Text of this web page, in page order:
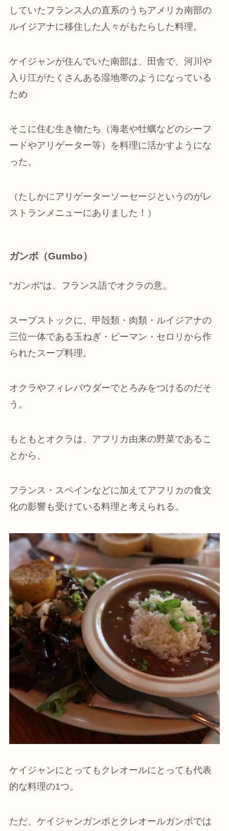
していたフランス人の直系のうちアメリカ南部の
ルイジアナに移住した人々がもたらした料理。
ケイジャンが住んでいた南部は、田舎で、河川や
入り江がたくさんある湿地帯のようになっている
ため
そこに住む生き物たち（海老や牡蠣などのシーフ
ードやアリゲーター等）を料理に活かすようにな
った。
（たしかにアリゲーターソーセージというのがレ
ストランメニューにありました！）
ガンボ（Gumbo）
”ガンボ”は、フランス語でオクラの意。
スープストックに、甲殻類・肉類・ルイジアナの
三位一体である玉ねぎ・ピーマン・セロリから作
られたスープ料理。
オクラやフィレパウダーでとろみをつけるのだそ
う。
もともとオクラは、アフリカ由来の野菜であるこ
とから、
フランス・スペインなどに加えてアフリカの食文
化の影響も受けている料理と考えられる。
ケイジャンにとってもクレオールにとっても代表
的な料理の1つ。
ただ、ケイジャンガンボとクレオールガンボでは